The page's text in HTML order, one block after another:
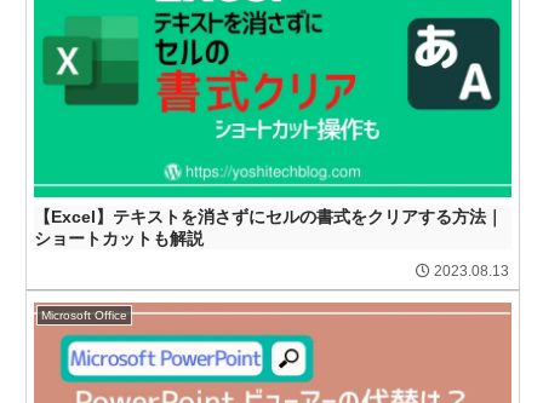
【Excel】テキストを消さずにセルの書式をクリアする方法｜
ショートカットも解説
2023.08.13
Microsoft Office